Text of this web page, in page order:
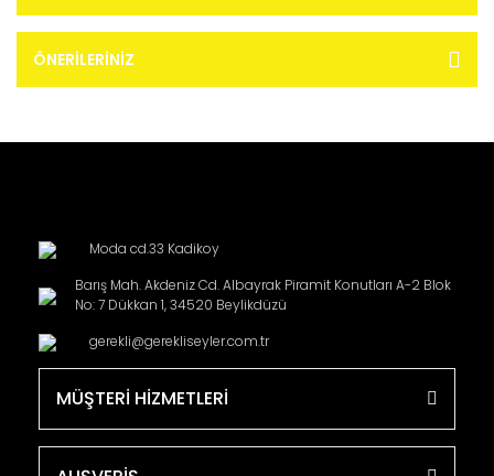
ÖNERILERINIZ
Moda cd.33 Kadikoy
Barış Mah. Akdeniz Cd. Albayrak Piramit Konutları A-2 Blok
No: 7 Dükkan 1, 34520 Beylikdüzü
gerekli@gerekliseyler.com.tr
MÜŞTERİ HİZMETLERİ